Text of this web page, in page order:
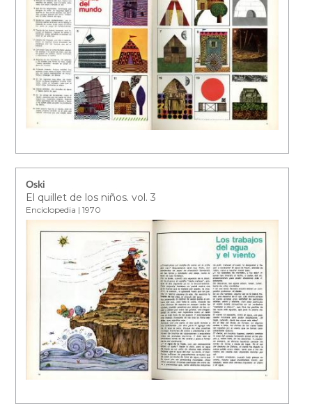
Oski
El quillet de los niños. vol. 3
Enciclopedia | 1970